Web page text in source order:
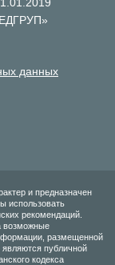
данных
и предназначен
использовать
рекомендаций.
возможные
размещенной
публичной
кодекса